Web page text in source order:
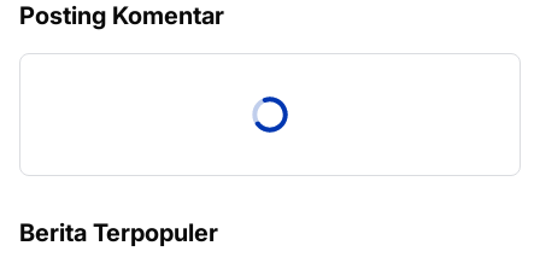
Posting Komentar
Berita Terpopuler